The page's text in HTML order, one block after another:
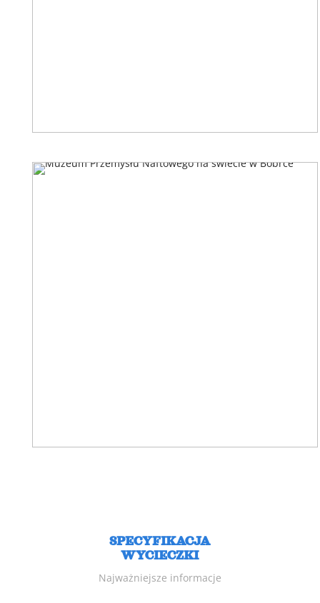
SPECYFIKACJA
WYCIECZKI
Najważniejsze informacje